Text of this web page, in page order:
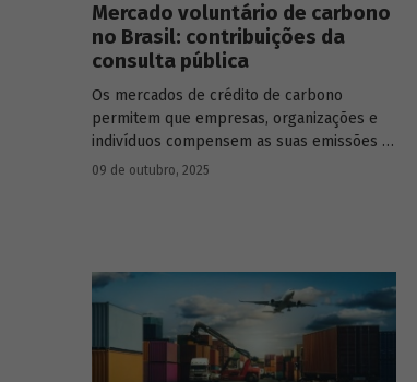
Mercado voluntário de carbono
no Brasil: contribuições da
consulta pública
Os mercados de crédito de carbono
permitem que empresas, organizações e
indivíduos compensem as suas emissões a
partir da compra de créditos gerados por
voluntário do Brasil e reuniram
contribuições da sociedade civil,
especialistas e entidades do setor visando
avaliar os desafios e oportunidades desse
mercado. Conheça os resultados.
09 de outubro, 2025